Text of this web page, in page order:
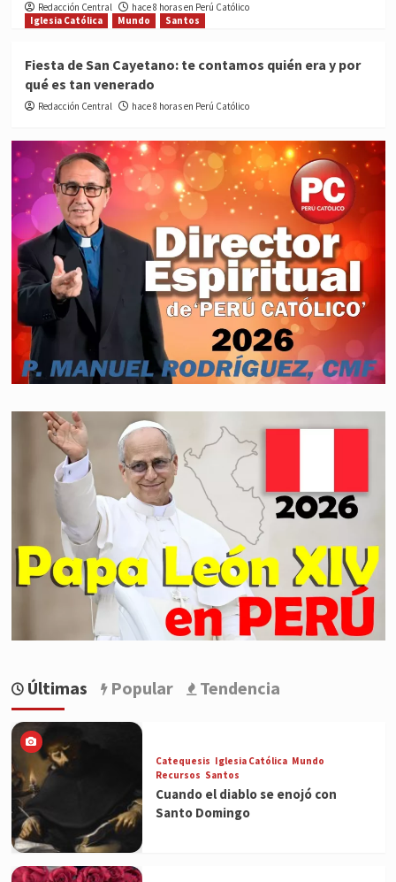
Redacción Central
hace 8 horas en Perú Católico
Iglesia Católica
Mundo Santos
Fiesta de San Cayetano: te contamos quién era y por
qué es tan venerado
Redacción Central hace 8 horas en Perú Católico
Últimas Popular Tendencia
Catequesis Iglesia Católica Mundo
Recursos Santos
Cuando el diablo se enojó con
Santo Domingo